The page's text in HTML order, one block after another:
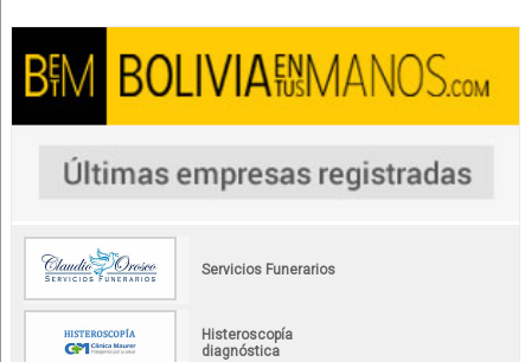
Servicios Funerarios
Histeroscopía
diagnóstica